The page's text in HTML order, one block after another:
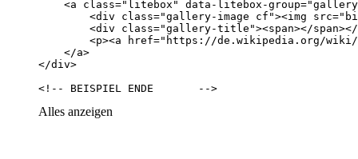
<!-- BEISPIEL ENDE	 -->
Alles anzeigen